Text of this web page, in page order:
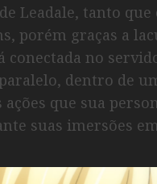
Leadale, tanto
porém graças a
conectada no
dentro de
que sua
suas imersões